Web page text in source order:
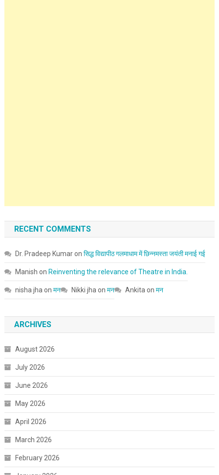
RECENT COMMENTS
Dr. Pradeep Kumaron सिद्ध विद्यापीठ गलमाधाम में छिन्नमस्ता जयंती मनाई गई
Manish on Reinventing the relevance of Theatre in India.
nisha jha on मन Nikki jha on मन Ankita on मन
ARCHIVES
August 2026
July 2026
June 2026
May 2026
April 2026
March 2026
February 2026